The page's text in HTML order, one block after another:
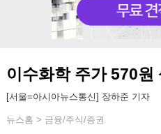
이수화학 주가 570원
[서울=아시아뉴스통신] 장하준 기자
뉴스홈 > 금융/주식/증권